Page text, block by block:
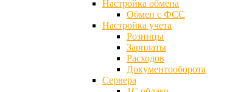
Настройка обмена
Обмен с ФСС
Настройка учета
Розницы
Зарплаты
Расходов
Документооборота
Сервера